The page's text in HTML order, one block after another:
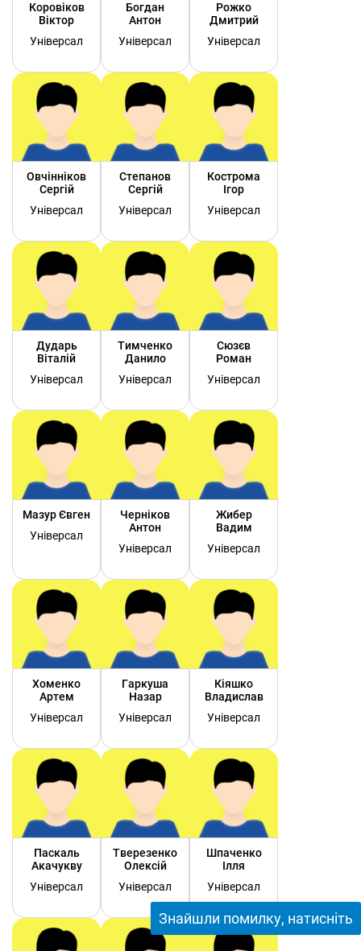
Коровіков
Віктор
Універсал
Богдан
Антон
Універсал
Рожко
Дмитрий
Універсал
Овчінніков
Сергій
Універсал
Степанов
Сергій
Універсал
Кострома
Ігор
Універсал
Дударь
Віталій
Універсал
Тимченко
Данило
Універсал
Сюзєв
Роман
Універсал
Мазур Євген
Універсал
Черніков
Антон
Універсал
Жибер
Вадим
Універсал
Хоменко
Артем
Універсал
Гаркуша
Назар
Універсал
Кіяшко
Владислав
Універсал
Паскаль
Акачукву
Універсал
Тверезенко
Олексій
Універсал
Шпаченко
Ілля
Універсал
Знайшли помилку, натисніть